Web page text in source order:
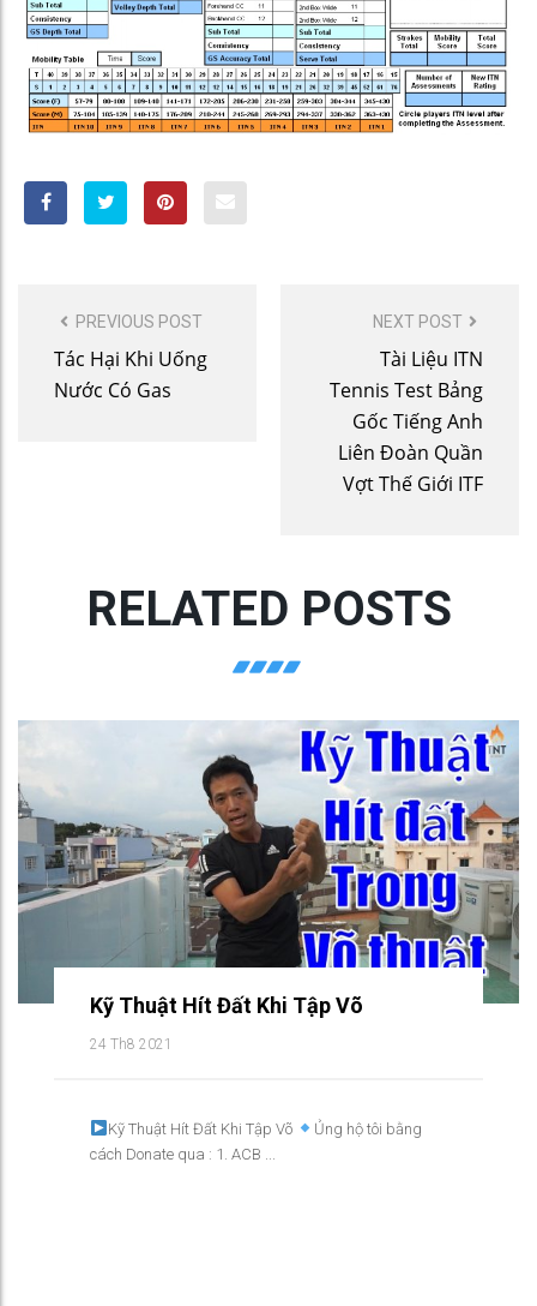
NAVIGATION
PREVIOUS POST
Tác Hại Khi Uống
Nước Có Gas
NEXT POST
Tài Liệu ITN
Tennis Test Bảng
Gốc Tiếng Anh
Liên Đoàn Quần
Vợt Thế Giới ITF
RELATED POSTS
Kỹ Thuật Hít Đất Khi Tập Võ
24 Th8 2021
Kỹ Thuật Hít Đất Khi Tập Võ
Ủng hộ tôi bằng
cách Donate qua : 1. ACB ...